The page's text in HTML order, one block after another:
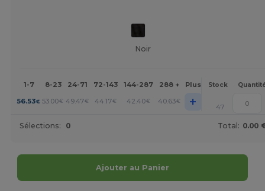
Noir
1-7 8-23 24-71 72-143 144-287 288 + Plus Stock
56.53€ 53.00€ 49.47€ 44.17€ 42.40€ 40.63€ + 47
Sélections: 0 Total: 0.00
Ajouter au Panier